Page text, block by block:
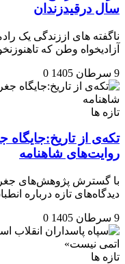
سال درقیدزندان
ناگفته های اززندگی یک
آزادیخواه وطن که
9 سرطان 1405 0
تازه ها
تکه‌ی از
روایت‌های شاهنامه
با گسترش پژوهش‌های
دیدگاه‌های تازه درباره
9 سرطان 1405 0
تازه ها